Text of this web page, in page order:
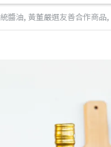
醬油, 黃董嚴選友善合作商品,